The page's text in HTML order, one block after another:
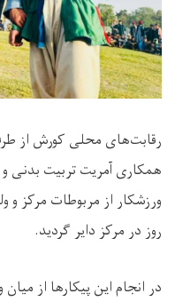
رقابت‌های محلی کورش از
ورزشکار از مربوطات مرکز
روز در مرکز دایر گردید.
در انجام این پیکارها از